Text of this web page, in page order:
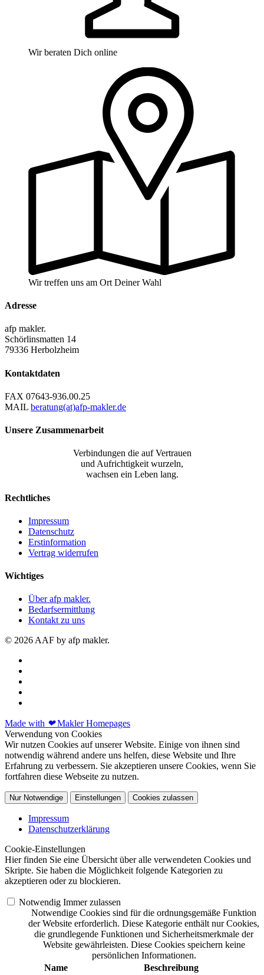
Wir beraten Dich online
Wir treffen uns am Ort Deiner Wahl
Adresse
afp makler.
Schörlinsmatten 14
79336 Herbolzheim
Kontaktdaten
FAX 07643-936.00.25
MAIL beratung(at)afp-makler.de
Unsere Zusammenarbeit
Verbindungen die auf Vertrauen
und Aufrichtigkeit wurzeln,
wachsen ein Leben lang.
Rechtliches
Impressum
Datenschutz
Erstinformation
Vertrag widerrufen
Wichtiges
Über afp makler.
Bedarfsermittlung
Kontakt zu uns
© 2026 AAF by afp makler.
Made with ❤Makler Homepages
Verwendung von Cookies
Wir nutzen Cookies auf unserer Website. Einige von ihnen sind
notwendig während andere uns helfen, diese Website und Ihre
Erfahrung zu verbessern. Sie akzeptieren unsere Cookies, wenn Sie
fortfahren diese Webseite zu nutzen.
Nur Notwendige Einstellungen Cookies zulassen
Impressum
Datenschutzerklärung
Cookie-Einstellungen
Hier finden Sie eine Übersicht über alle verwendeten Cookies und
Skripte. Sie haben die Möglichkeit folgende Kategorien zu
akzeptieren oder zu blockieren.
Notwendig Immer zulassen
Notwendige Cookies sind für die ordnungsgemäße Funktion
der Website erforderlich. Diese Kategorie enthält nur Cookies,
die grundlegende Funktionen und Sicherheitsmerkmale der
Website gewährleisten. Diese Cookies speichern keine
persönlichen Informationen.
Name
Beschreibung